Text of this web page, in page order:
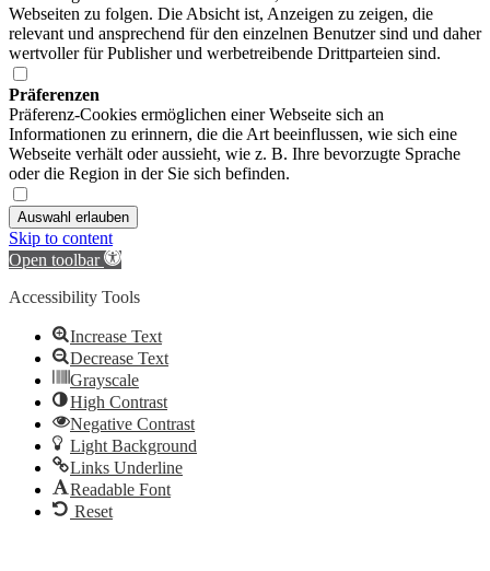
Webseiten zu folgen. Die Absicht ist, Anzeigen zu zeigen, die
relevant und ansprechend für den einzelnen Benutzer sind und daher
wertvoller für Publisher und werbetreibende Drittparteien sind.
Präferenzen
Präferenz-Cookies ermöglichen einer Webseite sich an
Informationen zu erinnern, die die Art beeinflussen, wie sich eine
Webseite verhält oder aussieht, wie z. B. Ihre bevorzugte Sprache
oder die Region in der Sie sich befinden.
Auswahl erlauben
Skip to content
Open toolbar
Accessibility Tools
Increase Text
Decrease Text
Grayscale
High Contrast
Negative Contrast
Light Background
Links Underline
Readable Font
Reset